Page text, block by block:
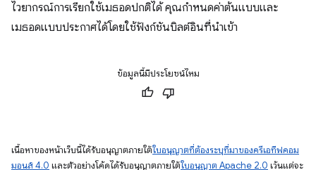
ไวยากรณ์การเรียกใช้เมธอดปกติได้ คุณกำหนดค่าต้นแบบและ
เมธอดแบบประกาศได้โดยใช้ฟังก์ชันบิลต์อินที่นำเข้า
ข้อมูลนี้มีประโยชน์ไหม
เนื้อหาของหน้าเว็บนี้ได้รับอนุญาตภายใต้ใบอนุญาตที่ต้องระบุที่มาของครีเอทีฟคอม
มอนส์ 4.0 และตัวอย่างโค้ดได้รับอนุญาตภายใต้ใบอนุญาต Apache 2.0 เว้นแต่จะ